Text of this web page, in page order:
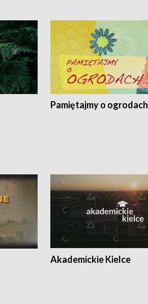
Pamiętajmy o ogrodach
Akademickie Kielce